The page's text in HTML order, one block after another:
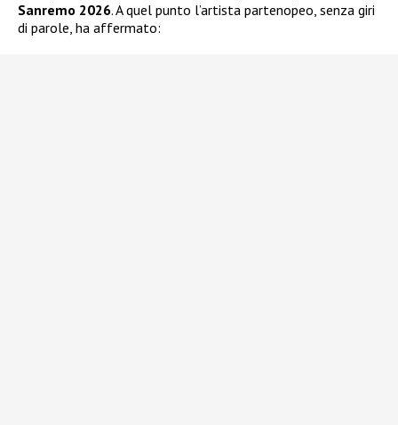
Sanremo 2026. A quel punto l’artista partenopeo, senza giri
di parole, ha affermato: